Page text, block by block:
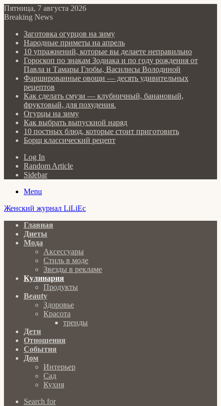
Пятница, 7 августа 2026
Breaking News
Заготовка огурцов на зиму
Народные приметы на апрель
10 упражнений, которые вы делаете неправильно
Гороскоп по знакам Зодиака и по году рождения от
Павла и Тамары Глобы, Василисы Володиной
Фаршированные овощи — десять удивительных
рецептов
Как сделать cмузи — клубничный, банановый,
фруктовый, для похудения.
Огурцы на зиму
Как выбрать выпускной наряд
10 постных блюд, которые стоит приготовить
Борщ классический рецепт
Log In
Random Article
Sidebar
Menu
Женский журнал LiLiEc
Главная
Диеты
Мода
Аксессуары
Стиль в моде
Звезды в рекламе
Кулинария
Продукты
Beauty
Здоровье
Красота
тренды
Дети
Отношения
События
Дом
Интерьер
Сад
Кухня
Search for